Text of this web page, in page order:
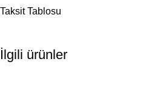
Taksit Tablosu
İlgili ürünler